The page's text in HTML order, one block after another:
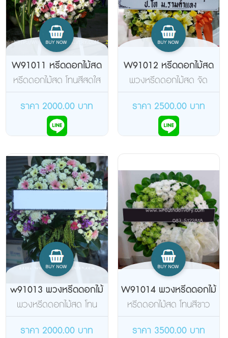
W91011 หรีดดอกไม้สด
หรีดดอกไม้สด โทนสีสดใส
ราคา 2000.00 บาท
W91012 หรีดดอกไม้สด
พวงหรีดดอกไม้สด จัด
ดอกไม้โทนสีเหลืองสด โบว์
สีส้มสดใส
ราคา 2500.00 บาท
w91013 พวงหรีดดอกไม้
สด
พวงหรีดดอกไม้สด โทน
สีชมพูขาวม่วง
ราคา 2000.00 บาท
W91014 พวงหรีดดอกไม้
สด
หรีดดอกไม้สด โทนสีขาว
เขียว
ราคา 3500.00 บาท